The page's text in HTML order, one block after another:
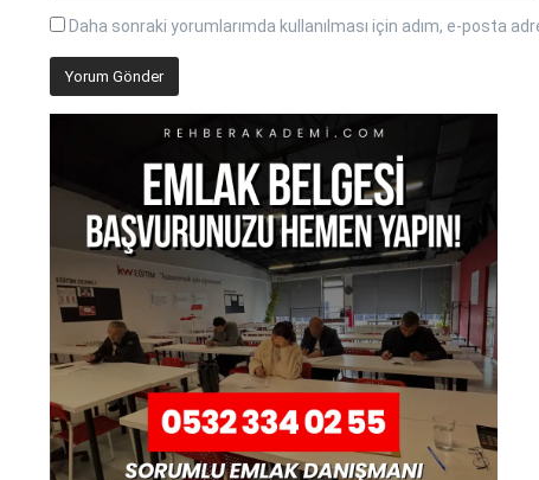
Daha sonraki yorumlarımda kullanılması için adım, e-posta